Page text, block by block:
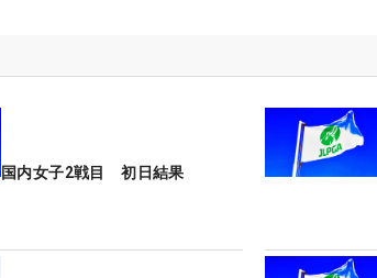
国内女子2戦目 初日結果